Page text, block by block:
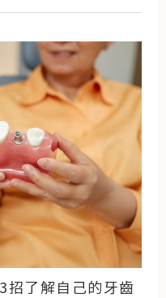
招了解自己的牙齒